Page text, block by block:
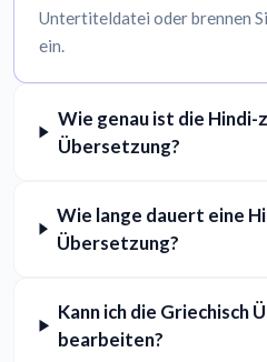
Untertiteldatei oder brennen
ein.
Wie genau ist die Hindi-
Übersetzung?
Wie lange dauert eine
Übersetzung?
Kann ich die Griechisch
bearbeiten?